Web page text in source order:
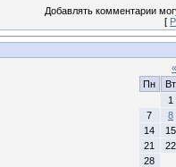
Добавлять комментарии
[
«
Пн
Вт
1
7
8
14
15
21
22
28